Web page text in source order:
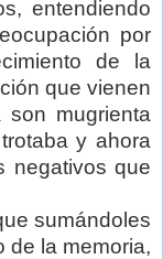
entendiendo
por
de la
que vienen
mugrienta
y ahora
negativos que
sumándoles
de la memoria,